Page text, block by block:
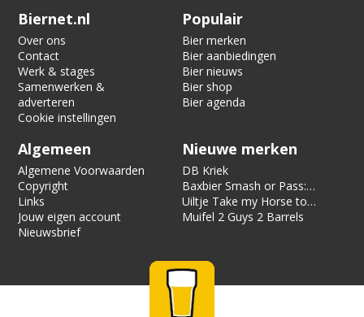
Verification code:
Biernet.nl
Over ons
Contact
Werk & stages
Samenwerken &
adverteren
Cookie instellingen
Populair
Bier merken
Bier aanbiedingen
Bier nieuws
Bier shop
Bier agenda
Algemeen
Algemene Voorwaarden
Copyright
Links
Jouw eigen account
Nieuwsbrief
Nieuwe merken
DB Kriek
Baxbier Smash or Pass:
Strata
Uiltje Take my Horse to
the Hotel Room
Muifel 2 Guys 2 Barrels